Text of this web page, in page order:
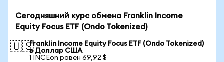
Сегодняшний курс обмена Franklin Income
Equity Focus ETF (Ondo Tokenized)
🇺🇸Franklin Income Equity Focus ETF (Ondo Tokenized)
в Доллар США
1 INCEon равен 69,92 $